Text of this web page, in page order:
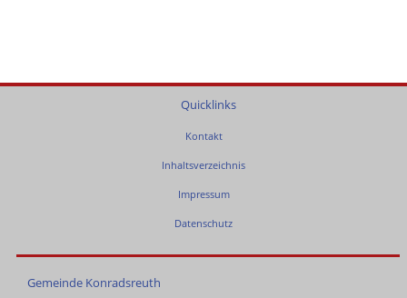
Quicklinks
Kontakt
Inhaltsverzeichnis
Impressum
Datenschutz
Gemeinde Konradsreuth